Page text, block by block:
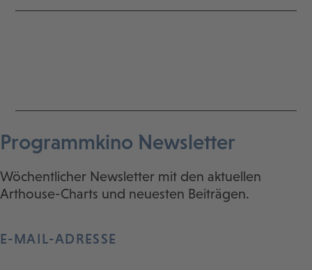
Programmkino Newsletter
Wöchentlicher Newsletter mit den aktuellen
Arthouse-Charts und neuesten Beiträgen.
E-MAIL-ADRESSE